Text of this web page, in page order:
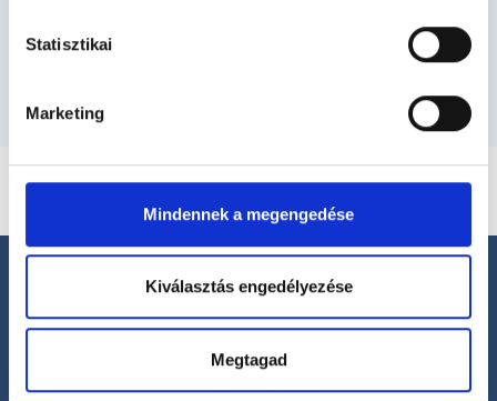
Statisztikai
Marketing
Mindennek a megengedése
Kiválasztás engedélyezése
Megtagad
Budapesti és vidéki pszichológus orvosok
Segíthetünk?